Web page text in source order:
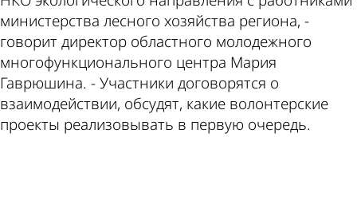
министерства лесного хозяйства региона, -
говорит директор областного молодежного
многофункционального центра Мария
Гаврюшина. - Участники договорятся о
взаимодействии, обсудят, какие волонтерские
проекты реализовывать в первую очередь.